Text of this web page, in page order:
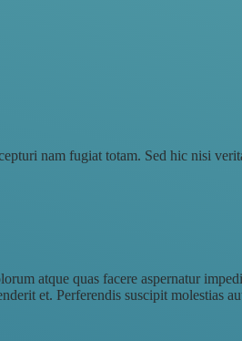
nam fugiat totam. Sed hic nisi
atque quas facere aspernatur
et. Perferendis suscipit molestias